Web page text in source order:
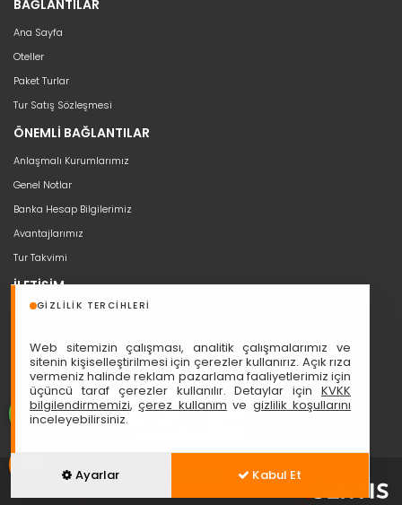
GIZLILIK TERCIHLERI
Web sitemizin çalışması, analitik çalışmalarımız ve
sitenin kişiselleştirilmesi için çerezler kullanırız. Açık rıza
vermeniz halinde reklam pazarlama faaliyetlerimiz için
üçüncü taraf çerezler kullanılır. Detaylar için KVKK
bilgilendirmemizi,çerez kullanım ve gizlilik koşullarını
inceleyebilirsiniz.
Ayarlar Kabul Et
BAĞLANTILAR
Ana Sayfa
Oteller
Paket Turlar
Tur Satış Sözleşmesi
ÖNEMLİ BAĞLANTILAR
Anlaşmalı Kurumlarımız
Genel Notlar
Banka Hesap Bilgilerimiz
Avantajlarımız
Tur Takvimi
İLETİŞİM
bilgi@seyahat53.com
Cumhuriyet, Sakarya Cd. Ali Nazmi İşhanı No:1/11, 06420 Çankaya
Hizmet Sözleşmesi